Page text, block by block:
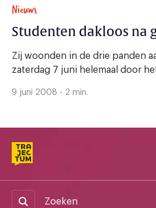
Nieuws
Studenten dakloos na
Zij woonden in de drie panden
zaterdag 7 juni helemaal door
9 juni 2008 - 2 min.
Zoeken